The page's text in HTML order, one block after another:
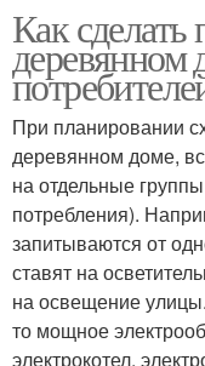
Как сделать
деревянном
При планировании
деревянном доме,
на отдельные
потребления).
запитываются от
ставят на
на освещение
то мощное
электрокотел,